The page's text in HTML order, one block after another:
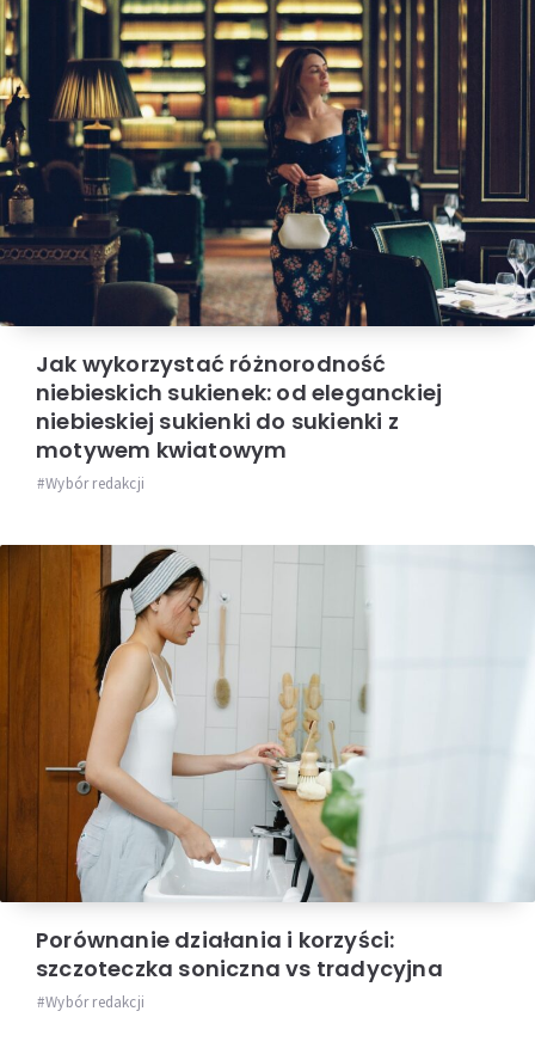
Jak wykorzystać różnorodność
niebieskich sukienek: od eleganckiej
niebieskiej sukienki do sukienki z
motywem kwiatowym
Wybór redakcji
Porównanie działania i korzyści:
szczoteczka soniczna vs tradycyjna
Wybór redakcji